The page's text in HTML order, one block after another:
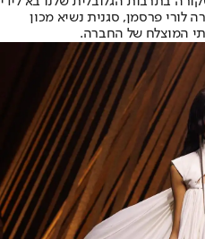
פרסמן, סגנית נשיא מכון
המוצלח של החברה.